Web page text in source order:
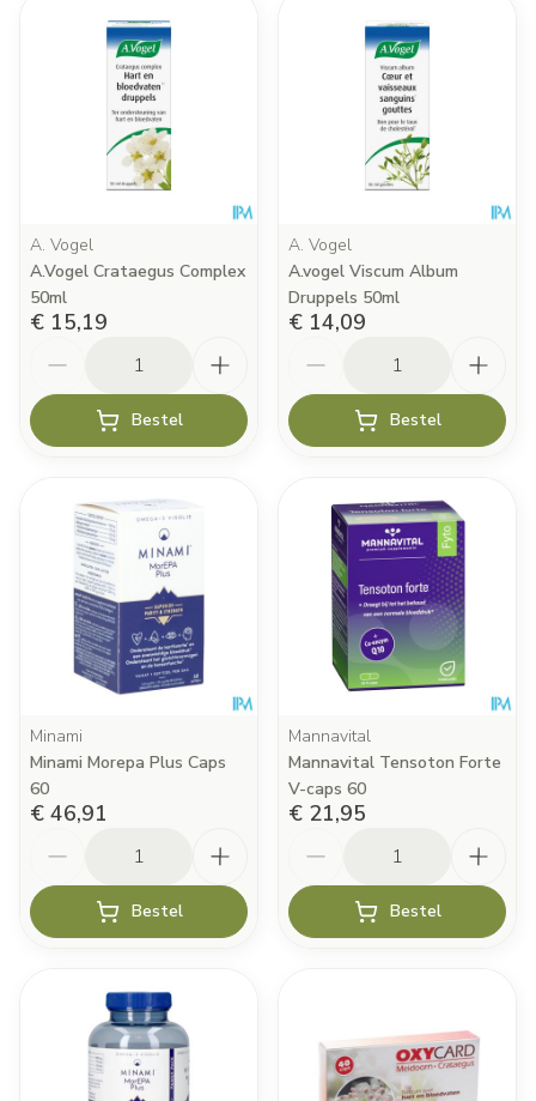
A. Vogel
A.Vogel Crataegus Complex
50ml
€ 15,19
Bestel
A. Vogel
A.vogel Viscum Album
Druppels 50ml
€ 14,09
Bestel
Minami
Minami Morepa Plus Caps
60
€ 46,91
Bestel
Mannavital
Mannavital Tensoton Forte
V-caps 60
€ 21,95
Bestel